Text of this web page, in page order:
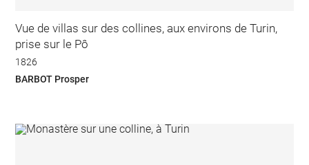
Vue de villas sur des collines, aux environs de Turin,
prise sur le Pô
1826
BARBOT Prosper